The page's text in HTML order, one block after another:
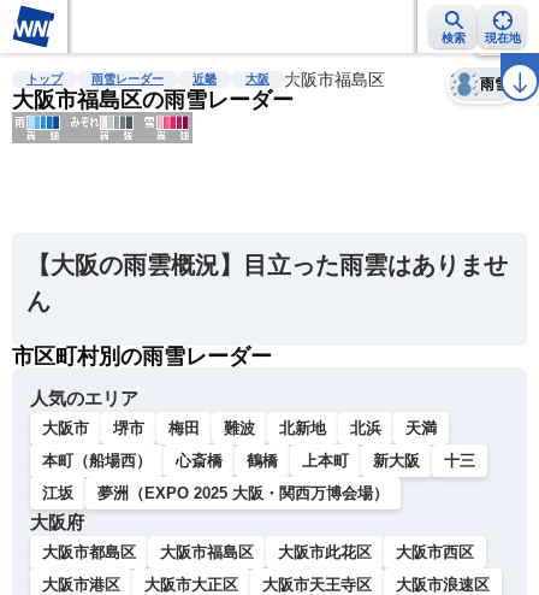
検索 現在地
雨雲レーダー 台風情報 地震情報 警報・注意報 2週間天気 ラ
トップ 雨雪レーダー 近畿 大阪 大阪市福島区
大阪市福島区の雨雪レーダー
雨雪
天気 台風
【大阪の雨雲概況】目立った雨雲はありませ
ん
市区町村別の雨雪レーダー
人気のエリア
大阪市 堺市 梅田 難波 北新地 北浜
天満
本町（船場西）
心斎橋 鶴橋 上本町 新大阪
十三
江坂
夢洲（EXPO 2025 大阪・関西万博会場）
大阪府
大阪市都島区 大阪市福島区 大阪市此花区
大阪市西区
大阪市港区
大阪市大正区 大阪市天王寺区
大阪市浪速区